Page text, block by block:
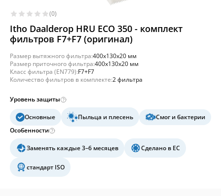
(0)
Itho Daalderop HRU ECO 350 - комплект
фильтров F7+F7 (оригинал)
Размер вытяжного фильтра:400x130x20 мм
Размер приточного фильтра:400x130x20 мм
Класс фильтра (EN779):F7+F7
Количество фильтров в комплекте:2 фильтра
Уровень защиты
Основные Пыльца и плесень
Смог и бактерии
Особенности
Заменять каждые 3–6 месяцев Сделано в ЕС
стандарт ISO